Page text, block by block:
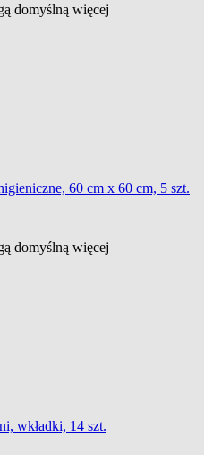
domyślną więcej
60 cm x 60 cm, 5 szt.
domyślną więcej
wkładki, 14 szt.